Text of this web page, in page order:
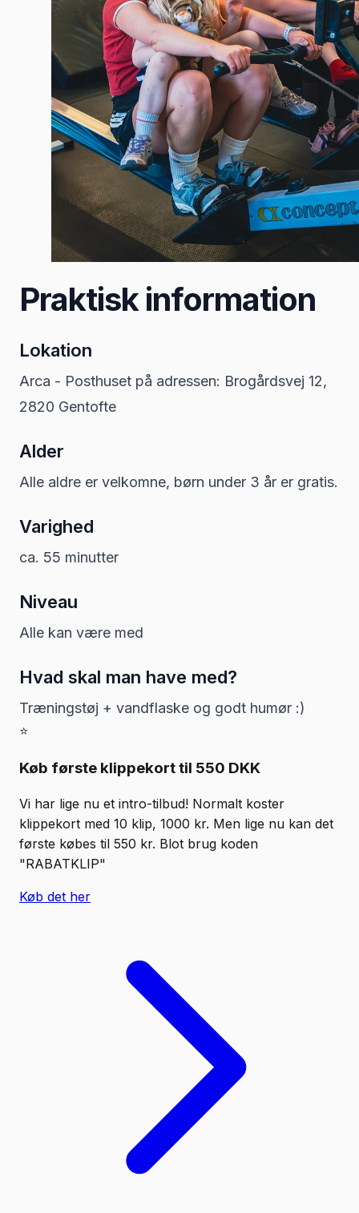
Praktisk information
Lokation
Arca - Posthuset på adressen: Brogårdsvej 12,
2820 Gentofte
Alder
Alle aldre er velkomne, børn under 3 år er gratis.
Varighed
ca. 55 minutter
Niveau
Alle kan være med
Hvad skal man have med?
Træningstøj + vandflaske og godt humør :)
⭐
Køb første klippekort til 550 DKK
Vi har lige nu et intro-tilbud! Normalt koster
klippekort med 10 klip, 1000 kr. Men lige nu kan det
første købes til 550 kr. Blot brug koden
"RABATKLIP"
Køb det her